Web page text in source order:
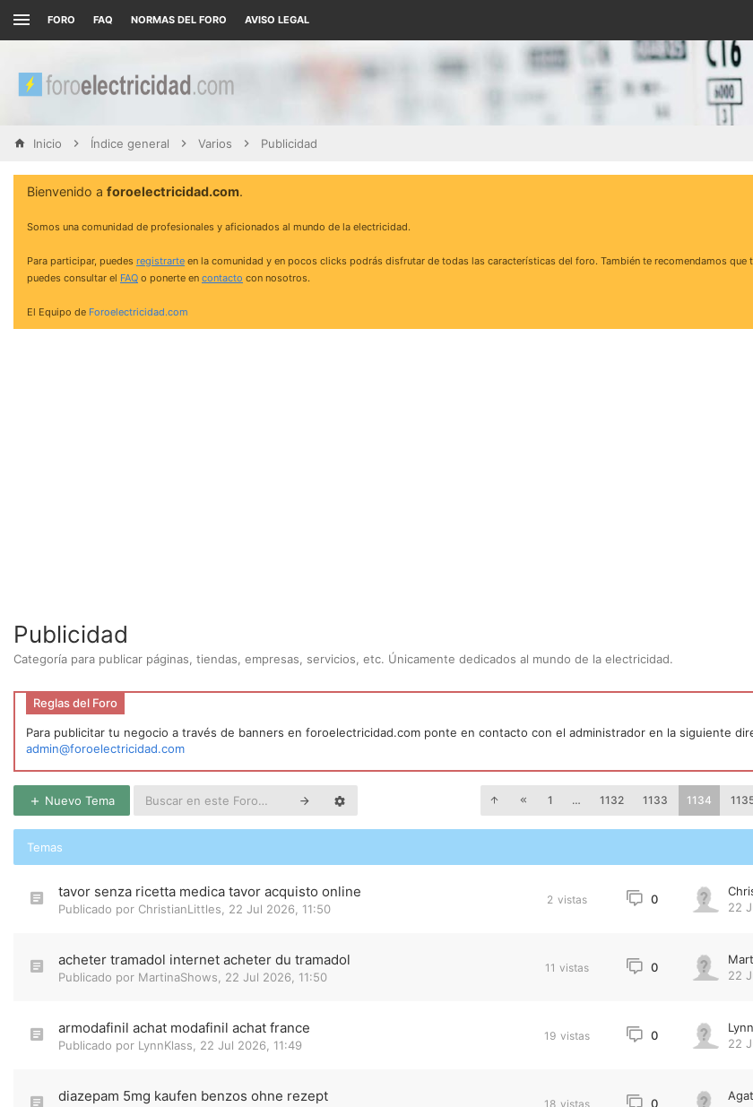
FORO FAQ NORMAS DEL FORO AVISO LEGAL
Inicio Índice general Varios Publicidad
Bienvenido a foroelectricidad.com.
Somos una comunidad de profesionales y aficionados al mundo de la electricidad.
Para participar, puedes registrarte en la comunidad y en pocos clicks podrás disfrutar de todas las características del foro. También te recomendamos que
puedes consultar el FAQ o ponerte en contacto con nosotros.
El Equipo de Foroelectricidad.com
Publicidad
Categoría para publicar páginas, tiendas, empresas, servicios, etc. Únicamente dedicados al mundo de la electricidad.
Reglas del Foro
Para publicitar tu negocio a través de banners en foroelectricidad.com ponte en contacto con el administrador en la siguiente
admin@foroelectricidad.com
Nuevo Tema 1 … 1132 1133 1134
Temas
tavor senza ricetta medica tavor acquisto online
Publicado por ChristianLittles 22 Jul 2026, 11:50
2 vistas 0
22
acheter tramadol internet acheter du tramadol
Publicado por MartinaShows 22 Jul 2026, 11:50
11 vistas 0
22
armodafinil achat modafinil achat france
Publicado por LynnKlass 22 Jul 2026, 11:49
19 vistas 0
22
diazepam 5mg kaufen benzos ohne rezept 18 vistas 0